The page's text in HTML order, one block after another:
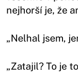
nejhorší je, že
„Nelhal jsem,
„Zatajil? To je